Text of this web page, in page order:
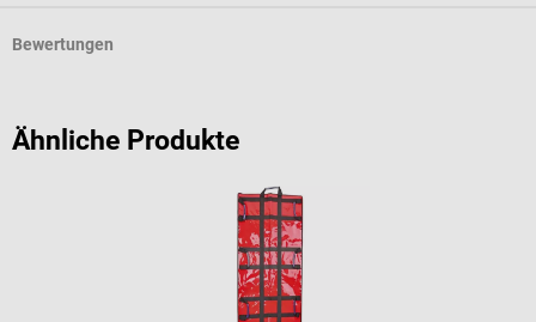
Bewertungen
Ähnliche Produkte